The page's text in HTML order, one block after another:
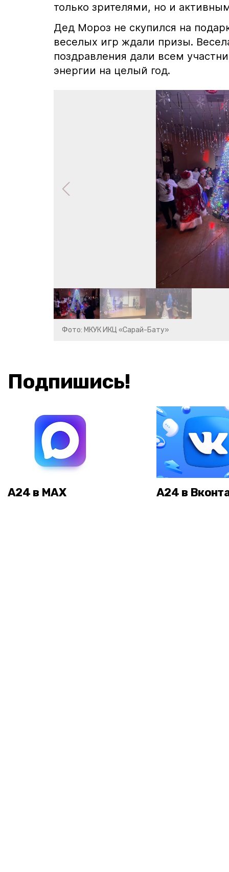
только зрителями, но и
Дед Мороз не скупился на
веселых игр ждали призы.
поздравления дали всем
энергии на целый год.
Фото: МКУК ИКЦ «Сарай-Бату»
Подпишись!
А24 в MAX А24 в